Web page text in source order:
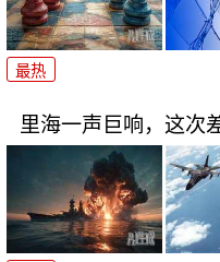
最热
里海一声巨响，这次